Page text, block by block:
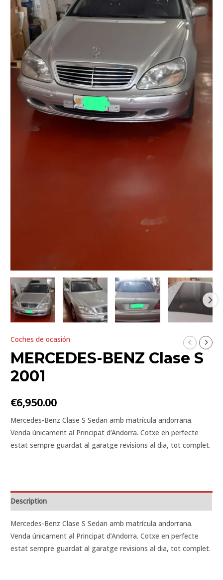
Coches de ocasión
MERCEDES-BENZ Clase S
2001
€6,950.00
Mercedes-BenzClase SSedan amb matrícula andorrana.
Venda únicament al Principat d’Andorra. Cotxe en perfecte
estat sempre guardat al garatge revisions al dia, tot complet.
Description
Mercedes-BenzClase SSedan amb matrícula andorrana.
Venda únicament al Principat d’Andorra. Cotxe en perfecte
estat sempre guardat al garatge revisions al dia, tot complet.